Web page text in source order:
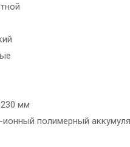
мм
ионный полимерный